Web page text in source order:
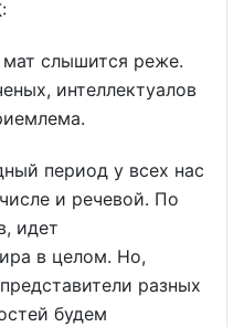
мат слышится реже.
интеллектуалов
период у всех нас
и речевой. По
идет
в целом. Но,
разных
будем